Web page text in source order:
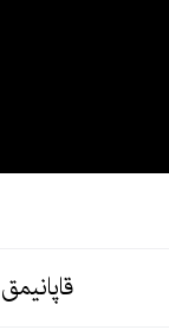
قاپانیمق